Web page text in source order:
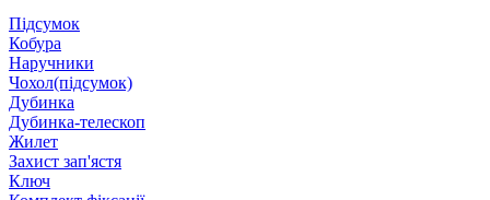
Підсумок
Кобура
Наручники
Чохол(підсумок)
Дубинка
Дубинка-телескоп
Жилет
Захист зап'ястя
Ключ